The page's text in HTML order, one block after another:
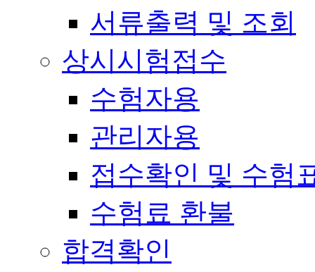
서류출력 및 조회
상시시험접수
수험자용
관리자용
접수확인 및 수험
수험료 환불
합격확인